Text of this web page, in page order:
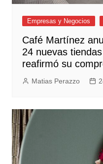
Empresas y Negocios
Café Martínez
24 nuevas
reafirmó su
Matias Perazzo